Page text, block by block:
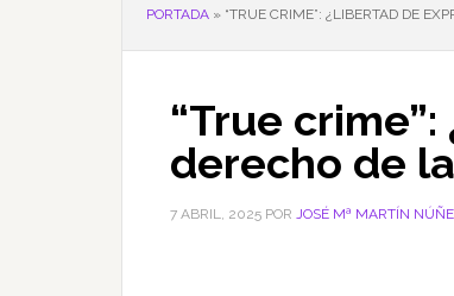
PORTADA » “TRUE CRIME”: ¿LIBERTAD DE
“True
derecho de
7 ABRIL, 2025 POR JOSÉ Mª MARTÍN